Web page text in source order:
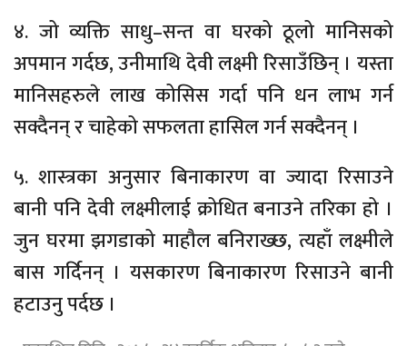
४. जो व्यक्ति साधु–सन्त वा घरको ठूलो मानिसको
अपमान गर्दछ, उनीमाथि देवी लक्ष्मी रिसाउँछिन् । यस्ता
मानिसहरुले लाख कोसिस गर्दा पनि धन लाभ गर्न
सक्दैनन् र चाहेको सफलता हासिल गर्न सक्दैनन् ।
५. शास्त्रका अनुसार बिनाकारण वा ज्यादा रिसाउने
बानी पनि देवी लक्ष्मीलाई क्रोधित बनाउने तरिका हो ।
जुन घरमा झगडाको माहौल बनिराख्छ, त्यहाँ लक्ष्मीले
बास गर्दिनन् । यसकारण बिनाकारण रिसाउने बानी
हटाउनु पर्दछ ।